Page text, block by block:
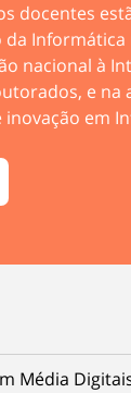
docentes
Informática
nacional à
e na
inovação em
Média